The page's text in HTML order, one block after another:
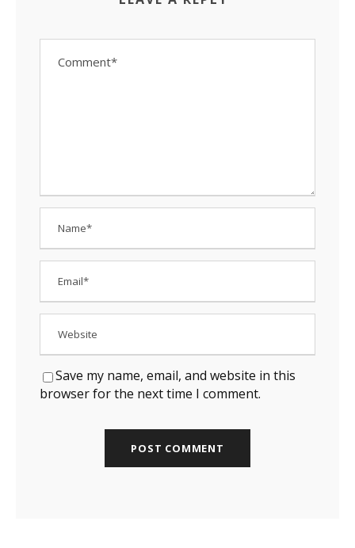
Save my name, email, and website in this
browser for the next time I comment.